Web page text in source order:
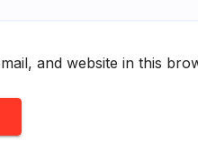
and website in this